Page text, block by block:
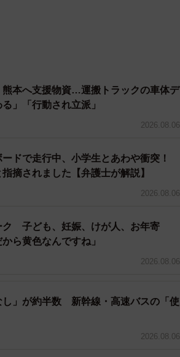
熊本へ支援物資…運搬トラックの車体デ
」「行動され立派」
2026.08.06
ドで走行中、小学生とあわや衝突！
摘されました【弁護士が解説】
2026.08.06
ク 子ども、妊娠、けが人、お年寄
ら黄色なんですね」
2026.08.06
し」が約半数 新幹線・高速バスの「使
2026.08.06